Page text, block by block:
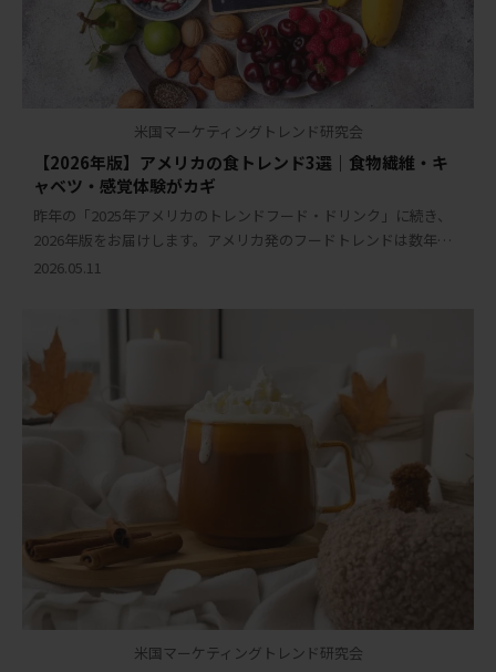
米国マーケティングトレンド研究会
【2026年版】アメリカの食トレンド3選｜食物繊維・キ
ャベツ・感覚体験がカギ
昨年の「2025年アメリカのトレンドフード・ドリンク」に続き、
2026年版をお届けします。アメリカ発のフードトレンドは数年後
に他国へ波及するケースが多く、アメリカ進出を検討・展開中の
2026.05.11
米国マーケティングトレンド研究会